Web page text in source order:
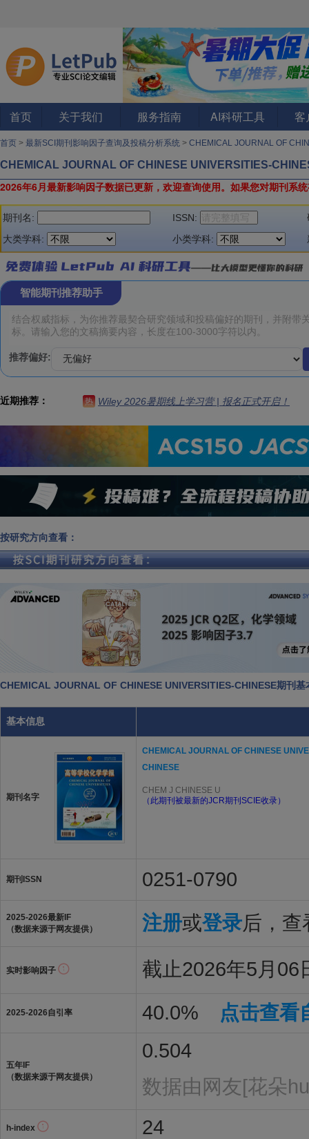
首页 关于我们 服务指南 AI科研工具 客
首页 > 最新SCI期刊影响因子查询及投稿分析系统 > CHEMICAL JOURNAL OF
CHEMICAL JOURNAL OF CHINESE UNIVERSITIES-
2026年6月最新影响因子数据已更新，欢迎查询使用。 如果您对期刊系
期刊名: ISSN:
大类学科:
小类学科:
智能期刊推荐助手
推荐偏好:
近期推荐： 热 Wiley 2026暑期线上学习营 | 报名正式开启！
按研究方向查看：
CHEMICAL JOURNAL OF CHINESE UNIVERSITIES-CHINESE期刊基
基本信息
期刊名字
CHEMICAL JOURNAL OF CHINESE
CHINESE
CHEM J CHINESE U
（此期刊被最新的JCR期刊SCIE收录）
期刊ISSN 0251-0790
2025-2026最新IF
（数据来源于网友提供）
注册或登录后，查
实时影响因子 截止2026年5月06
2025-2026自引率 40.0% 点击查看
五年IF
（数据来源于网友提供）
0.504
数据由网友[花朵
h-index 24